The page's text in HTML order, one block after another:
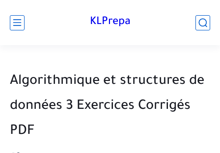
KLPrepa
Algorithmique et structures de
données 3 Exercices Corrigés
PDF